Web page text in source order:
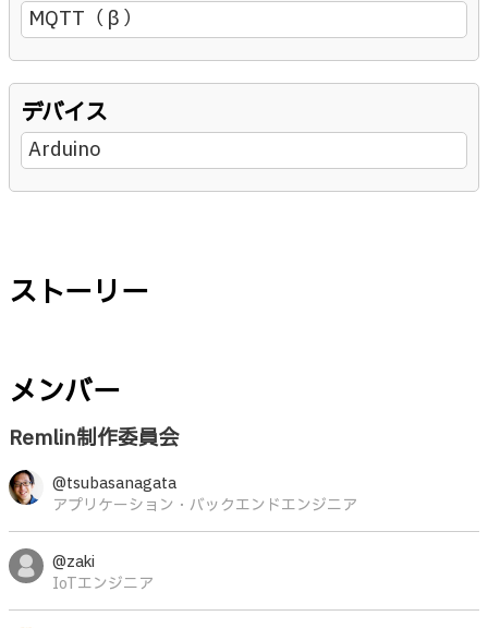
MQTT（β）
デバイス
Arduino
ストーリー
メンバー
Remlin制作委員会
@tsubasanagata
アプリケーション・バックエンドエンジニア
@zaki
IoTエンジニア